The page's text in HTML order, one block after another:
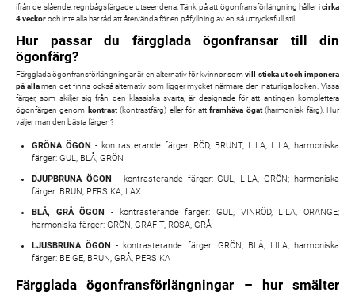
ifrån de slående, regnbågsfärgade utseendena. Tänk på att ögonfransförlängning håller icirka
4 veckoroch inte alla har råd att återvända för en påfyllning av en så uttrycksfull stil.
Hur passar du färgglada ögonfransar till din
ögonfärg?
Färgglada ögonfransförlängningar är en alternativ för kvinnor somvill sticka ut och imponera
på allamen det finns också alternativ som ligger mycket närmare den naturliga looken. Vissa
färger, som skiljer sig från den klassiska svarta, är designade för att antingen komplettera
ögonfärgen genom kontrast (kontrastfärg) eller för attframhäva ögat(harmonisk färg). Hur
väljer man den bästa färgen?
GRÖNA ÖGON - kontrasterande färger: RÖD, BRUNT, LILA, LILA; harmoniska
färger: GUL, BLÅ, GRÖN
DJUPBRUNA ÖGON - kontrasterande färger: GUL, LILA, GRÖN; harmoniska
färger: BRUN, PERSIKA, LAX
BLÅ, GRÅ ÖGON
- kontrasterande färger: GUL, VINRÖD, LILA, ORANGE;
harmoniska färger: GRÖN, GRAFIT, ROSA, GRÅ
LJUSBRUNA ÖGON - kontrasterande färger: GRÖN, BLÅ, LILA; harmoniska
färger: BEIGE, BRUN, GRÅ, PERSIKA
Färgglada ögonfransförlängningar – hur smälter